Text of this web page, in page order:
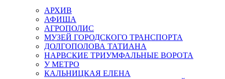
АРХИВ
АФИША
АГРОПОЛИС
МУЗЕЙ ГОРОДСКОГО ТРАНСПОРТА
ДОЛГОПОЛОВА ТАТИАНА
НАРВСКИЕ ТРИУМФАЛЬНЫЕ ВОРОТА
У МЕТРО
КАЛЬНИЦКАЯ ЕЛЕНА